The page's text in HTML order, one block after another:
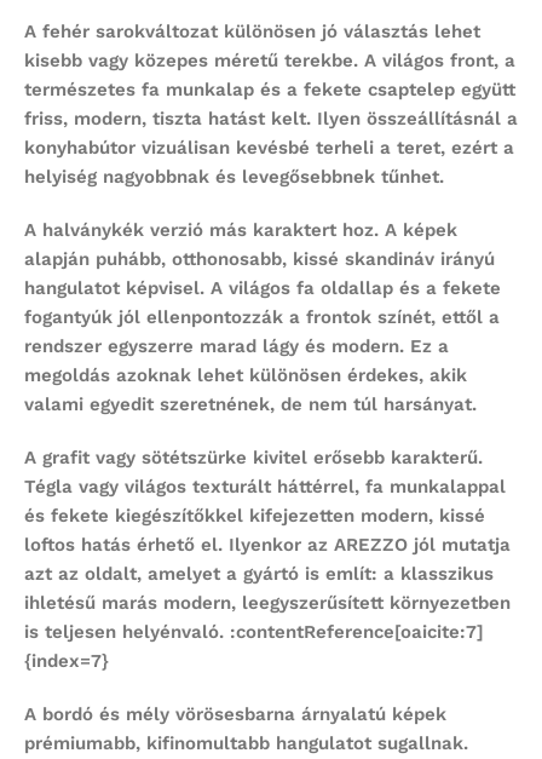
A fehér sarokváltozat különösen jó választás lehet
kisebb vagy közepes méretű terekbe. A világos front, a
természetes fa munkalap és a fekete csaptelep együtt
friss, modern, tiszta hatást kelt. Ilyen összeállításnál a
konyhabútor vizuálisan kevésbé terheli a teret, ezért a
helyiség nagyobbnak és levegősebbnek tűnhet.
A halványkék verzió más karaktert hoz. A képek
alapján puhább, otthonosabb, kissé skandináv irányú
hangulatot képvisel. A világos fa oldallap és a fekete
fogantyúk jól ellenpontozzák a frontok színét, ettől a
rendszer egyszerre marad lágy és modern. Ez a
megoldás azoknak lehet különösen érdekes, akik
valami egyedit szeretnének, de nem túl harsányat.
A grafit vagy sötétszürke kivitel erősebb karakterű.
Tégla vagy világos texturált háttérrel, fa munkalappal
és fekete kiegészítőkkel kifejezetten modern, kissé
loftos hatás érhető el. Ilyenkor az AREZZO jól mutatja
azt az oldalt, amelyet a gyártó is említ: a klasszikus
ihletésű marás modern, leegyszerűsített környezetben
is teljesen helyénvaló. :contentReference[oaicite:7]
{index=7}
A bordó és mély vörösesbarna árnyalatú képek
prémiumabb, kifinomultabb hangulatot sugallnak.